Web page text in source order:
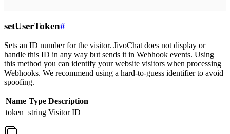
setUserToken#
Sets an ID number for the visitor. JivoChat does not display or
handle this ID in any way but sends it in Webhook events. Using
this method you can identify your website visitors when processing
Webhooks. We recommend using a hard-to-guess identifier to avoid
spoofing.
Name Type Description
token string Visitor ID